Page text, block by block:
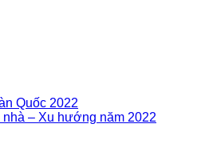
Quốc 2022
nhà – Xu hướng năm 2022